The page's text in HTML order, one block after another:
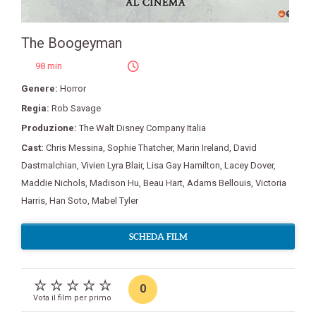
The Boogeyman
98 min
Genere: Horror
Regia: Rob Savage
Produzione:The Walt Disney Company Italia
Cast: Chris Messina Sophie Thatcher, Marin Ireland David
Dastmalchian Vivien Lyra Blair, Lisa Gay Hamilton Lacey Dover,
Maddie Nichols Madison Hu Beau Hart Adams Bellouis Victoria
Harris Han Soto Mabel Tyler
SCHEDA FILM
Vota il film per primo
0